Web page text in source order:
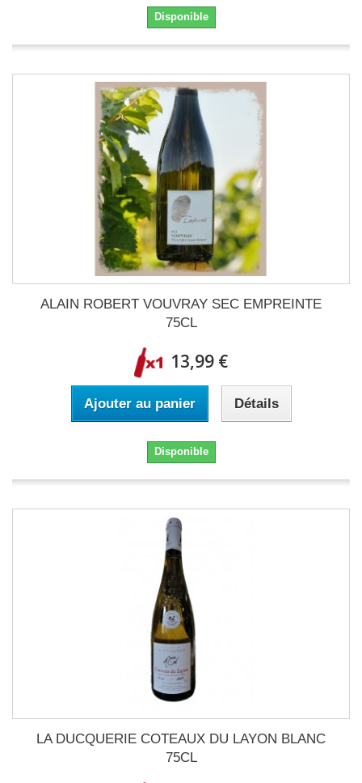
Disponible
ALAIN ROBERT VOUVRAY SEC EMPREINTE
75CL
13,99 €
Ajouter au panier Détails
Disponible
LA DUCQUERIE COTEAUX DU LAYON BLANC
75CL